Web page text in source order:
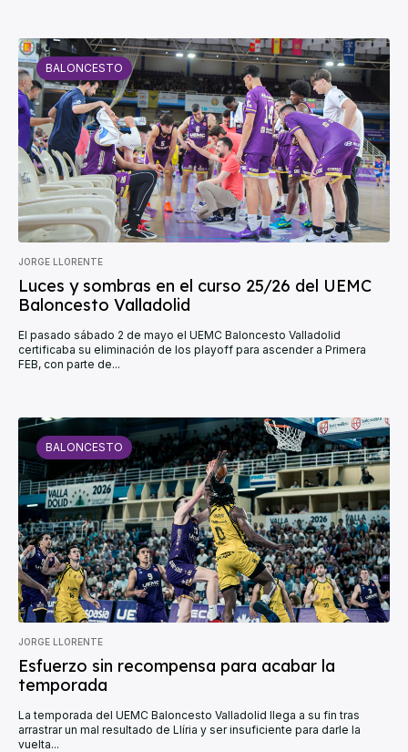
BALONCESTO
JORGE LLORENTE
Luces y sombras en el curso 25/26 del UEMC
Baloncesto Valladolid
El pasado sábado 2 de mayo el UEMC Baloncesto Valladolid
certificaba su eliminación de los playoff para ascender a Primera
FEB, con parte de...
BALONCESTO
JORGE LLORENTE
Esfuerzo sin recompensa para acabar la
temporada
La temporada del UEMC Baloncesto Valladolid llega a su fin tras
arrastrar un mal resultado de Llíria y ser insuficiente para darle la
vuelta...